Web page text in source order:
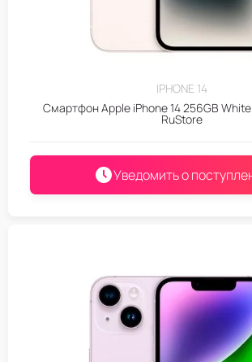
IPHONE 14
Смартфон Apple iPhone 14 256GB
RuStore
Уведомить о